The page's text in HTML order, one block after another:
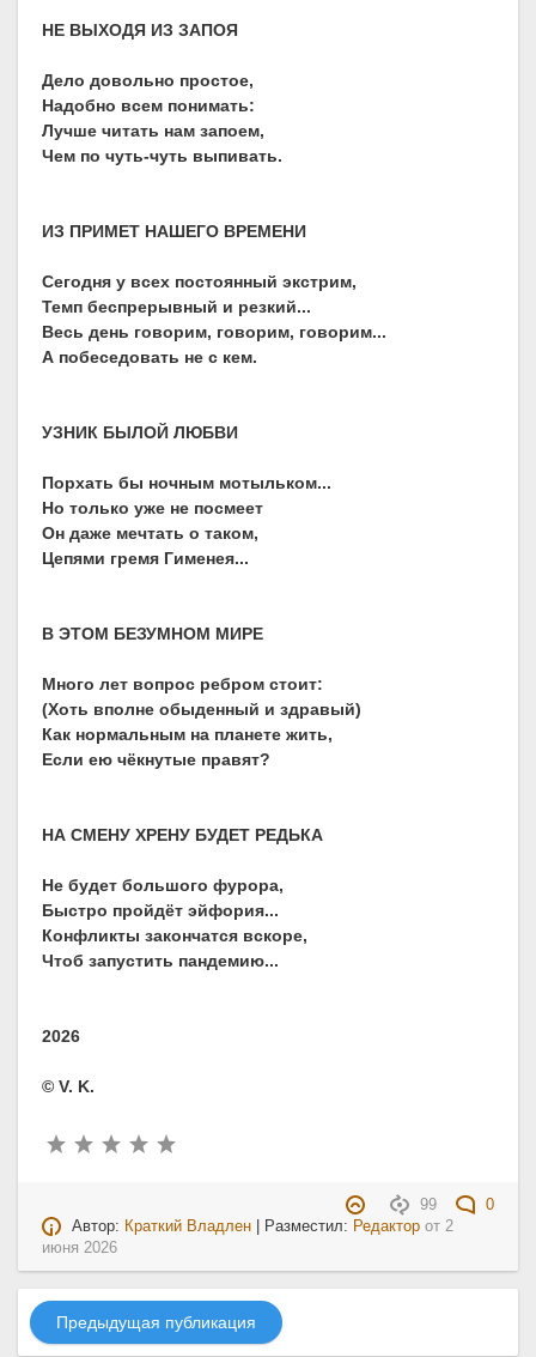
НЕ ВЫХОДЯ ИЗ ЗАПОЯ
Дело довольно простое,
Надобно всем понимать:
Лучше читать нам запоем,
Чем по чуть-чуть выпивать.
ИЗ ПРИМЕТ НАШЕГО ВРЕМЕНИ
Сегодня у всех постоянный экстрим,
Темп беспрерывный и резкий...
Весь день говорим, говорим, говорим...
А побеседовать не с кем.
УЗНИК БЫЛОЙ ЛЮБВИ
Порхать бы ночным мотыльком...
Но только уже не посмеет
Он даже мечтать о таком,
Цепями гремя Гименея...
В ЭТОМ БЕЗУМНОМ МИРЕ
Много лет вопрос ребром стоит:
(Хоть вполне обыденный и здравый)
Как нормальным на планете жить,
Если ею чёкнутые правят?
НА СМЕНУ ХРЕНУ БУДЕТ РЕДЬКА
Не будет большого фурора,
Быстро пройдёт эйфория...
Конфликты закончатся вскоре,
Чтоб запустить пандемию...
2026
© V. K.
99
0
Автор: Краткий Владлен | Разместил: Редактор от2
июня 2026
Предыдущая публикация